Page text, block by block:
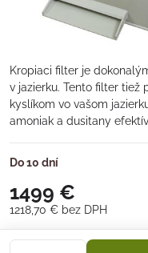
Kropiaci filter je
v jazierku. Tento filter tiež
kyslíkom vo vašom
amoniak a dusitany
Do 10 dní
1499 €
1218,70 € bez DPH